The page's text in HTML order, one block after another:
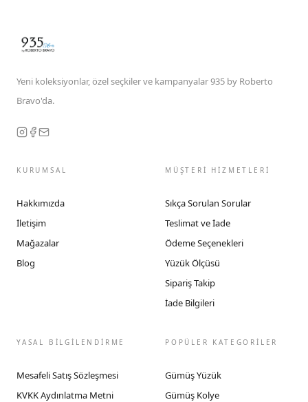
Yeni koleksiyonlar, özel seçkiler ve kampanyalar 935 by Roberto
Bravo'da.
KURUMSAL
Hakkımızda
İletişim
Mağazalar
Blog
MÜŞTERİ HİZMETLERİ
Sıkça Sorulan Sorular
Teslimat ve İade
Ödeme Seçenekleri
Yüzük Ölçüsü
Sipariş Takip
İade Bilgileri
YASAL BİLGİLENDİRME
Mesafeli Satış Sözleşmesi
KVKK Aydınlatma Metni
POPÜLER KATEGORİLER
Gümüş Yüzük
Gümüş Kolye